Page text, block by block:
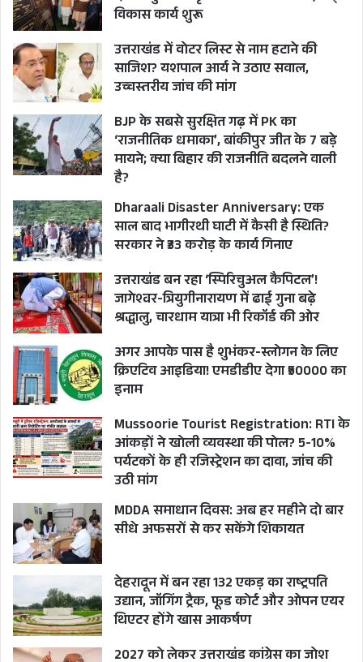
सरकार नहीं मानेगा। उन्होंने कहा कि उनका यह भी मानना
है कि जनता द्वारा दी गई शक्तियों का प्रयोग भी मुख्यमंत्री,
कैबिनेट और सरकार को ही करना चाहिए।
Bureaucracy of Uttarakhand
CM PUSHKAR SINGH DHAMI
CONGRESS
Sewa ka adhikar ayog
YASHPAL ARYA
विकास कार्य शुरू
उत्तराखंड में वोटर लिस्ट से नाम हटाने की
साजिश? यशपाल आर्य ने उठाए सवाल,
उच्चस्तरीय जांच की मांग
BJP के सबसे सुरक्षित गढ़ में PK का
‘राजनीतिक धमाका’, बांकीपुर जीत के 7 बड़े
मायने; क्या बिहार की राजनीति बदलने वाली
है?
Dharaali Disaster Anniversary: एक
साल बाद भागीरथी घाटी में कैसी है स्थिति?
सरकार ने ₹33 करोड़ के कार्य गिनाए
उत्तराखंड बन रहा ‘स्पिरिचुअल कैपिटल’!
जागेश्वर-त्रियुगीनारायण में ढाई गुना बढ़े
श्रद्धालु, चारधाम यात्रा भी रिकॉर्ड की ओर
अगर आपके पास है शुभंकर-स्लोगन के लिए
क्रिएटिव आइडिया! एमडीडीए देगा ₹50000 का
इनाम
Mussoorie Tourist Registration: RTI के
आंकड़ों ने खोली व्यवस्था की पोल? 5-10%
पर्यटकों के ही रजिस्ट्रेशन का दावा, जांच की
उठी मांग
MDDA समाधान दिवस: अब हर महीने दो बार
सीधे अफसरों से कर सकेंगे शिकायत
देहरादून में बन रहा 132 एकड़ का राष्ट्रपति
उद्यान, जॉगिंग ट्रैक, फूड कोर्ट और ओपन एयर
थिएटर होंगे खास आकर्षण
2027 को लेकर उत्तराखंड कांग्रेस का जोश